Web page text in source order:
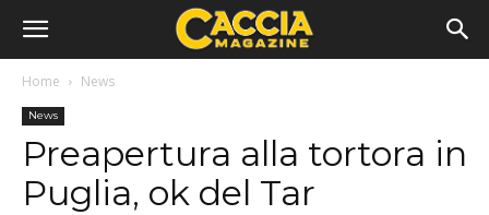
Home News
News
Preapertura alla tortora in
Puglia, ok del Tar